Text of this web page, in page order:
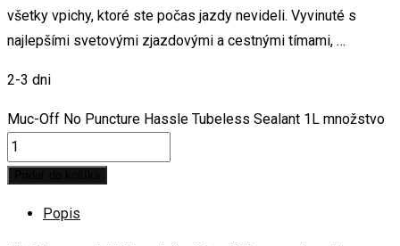
všetky vpichy, ktoré ste počas jazdy nevideli. Vyvinuté s
najlepšími svetovými zjazdovými a cestnými tímami, …
2-3 dni
Muc-Off No Puncture Hassle Tubeless Sealant 1L množstvo
Popis